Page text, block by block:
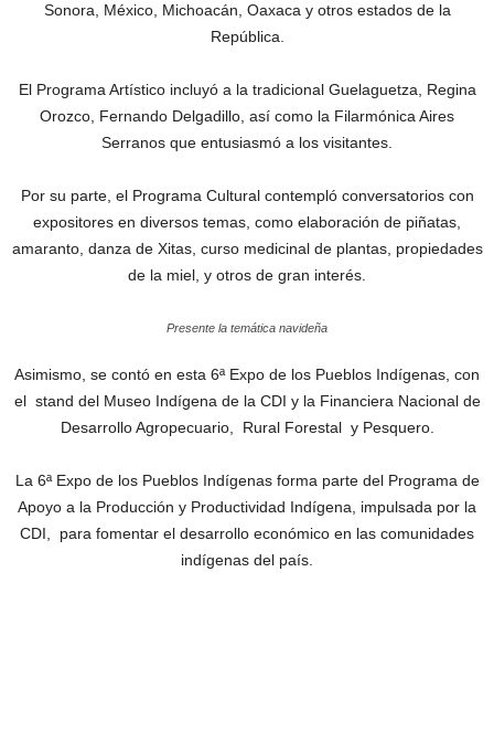
Sonora, México, Michoacán, Oaxaca y otros estados de la
República.
El Programa Artístico incluyó a la tradicional Guelaguetza, Regina
Orozco, Fernando Delgadillo, así como la Filarmónica Aires
Serranos que entusiasmó a los visitantes.
Por su parte, el Programa Cultural contempló conversatorios con
expositores en diversos temas, como elaboración de piñatas,
amaranto, danza de Xitas, curso medicinal de plantas, propiedades
de la miel, y otros de gran interés.
Presente la temática navideña
Asimismo, se contó en esta 6ª Expo de los Pueblos Indígenas, con
el stand del Museo Indígena de la CDI y la Financiera Nacional de
Desarrollo Agropecuario, Rural Forestal y Pesquero.
La 6ª Expo de los Pueblos Indígenas forma parte del Programa de
Apoyo a la Producción y Productividad Indígena, impulsada por la
CDI, para fomentar el desarrollo económico en las comunidades
indígenas del país.